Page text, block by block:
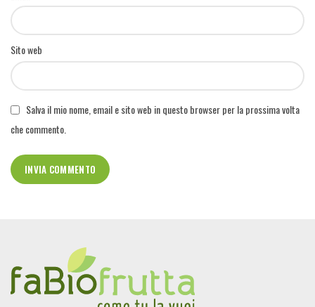
Sito web
Salva il mio nome, email e sito web in questo browser per la prossima volta
che commento.